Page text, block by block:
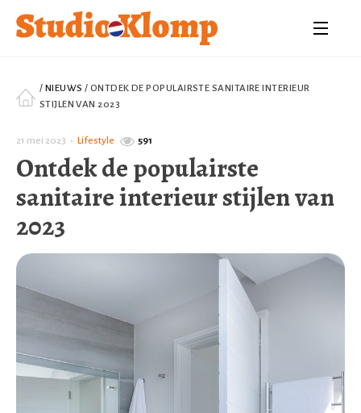
/ NIEUWS / ONTDEK DE POPULAIRSTE SANITAIRE INTERIEUR
STIJLEN VAN 2023
21 mei 2023 • Lifestyle 591
Ontdek de populairste
sanitaire interieur stijlen van
2023